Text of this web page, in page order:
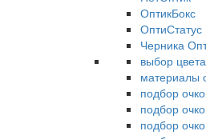
ОптикБокс
ОптиСтатус
Черника
выбор
материалы
подбор
подбор
подбор